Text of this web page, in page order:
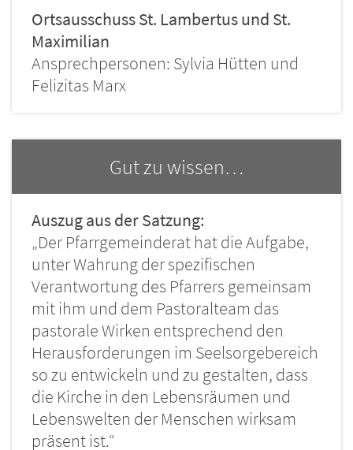
Ortsausschuss St. Lambertus und St.
Maximilian
Ansprechpersonen: Sylvia Hütten und
Felizitas Marx
Gut zu wissen…
Auszug aus der Satzung:
„Der Pfarrgemeinderat hat die Aufgabe,
unter Wahrung der spezifischen
Verantwortung des Pfarrers gemeinsam
mit ihm und dem Pastoralteam das
pastorale Wirken entsprechend den
Herausforderungen im Seelsorgebereich
so zu entwickeln und zu gestalten, dass
die Kirche in den Lebensräumen und
Lebenswelten der Menschen wirksam
präsent ist.“